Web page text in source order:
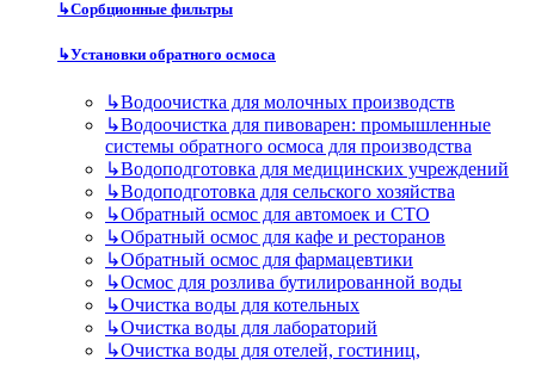
↳Сорбционные фильтры
↳Установки обратного осмоса
↳Водоочистка для молочных производств
↳Водоочистка для пивоварен: промышленные
системы обратного осмоса для производства
↳Водоподготовка для медицинских учреждений
↳Водоподготовка для сельского хозяйства
↳Обратный осмос для автомоек и СТО
↳Обратный осмос для кафе и ресторанов
↳Обратный осмос для фармацевтики
↳Осмос для розлива бутилированной воды
↳Очистка воды для котельных
↳Очистка воды для лабораторий
↳Очистка воды для отелей, гостиниц,